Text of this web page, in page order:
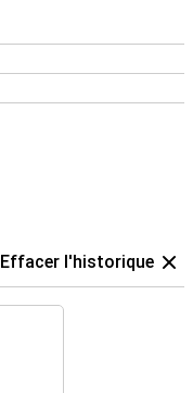
Effacer l'historique